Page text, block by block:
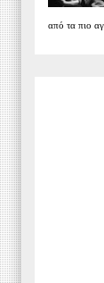
από τα πιο